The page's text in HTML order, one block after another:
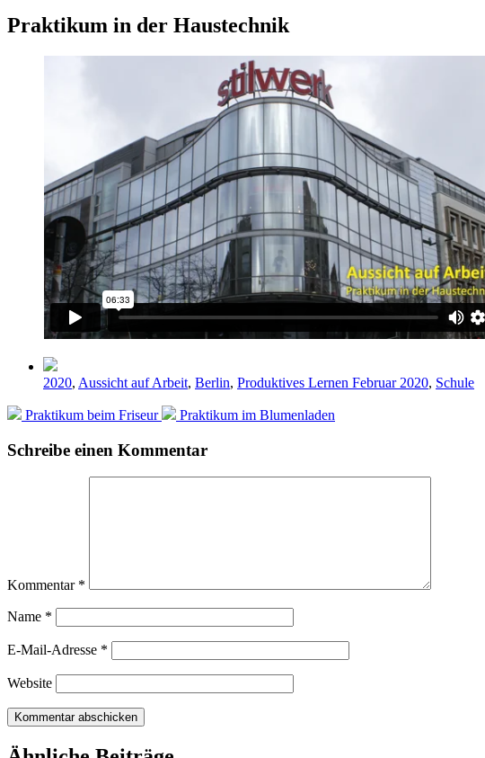
Praktikum in der Haustechnik
Veröffentlicht
2020, Aussicht auf Arbeit, Berlin, Produktives Lernen Februar 2020, Schule
Vorheriger
Praktikum beim Friseur
Nächster
Praktikum im Blumenladen
Schreibe einen Kommentar
Kommentar *
Name *
E-Mail-Adresse *
Website